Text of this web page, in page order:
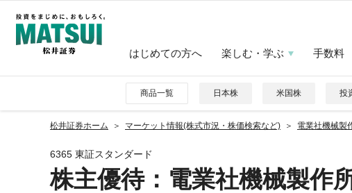
はじめての方へ 楽しむ・学ぶ 手数料
商品一覧 日本株 米国株 投
松井証券ホーム マーケット情報(株式市況・株価検索など) 電業社機械製
6365 東証スタンダード
株主優待：電業社機械製作